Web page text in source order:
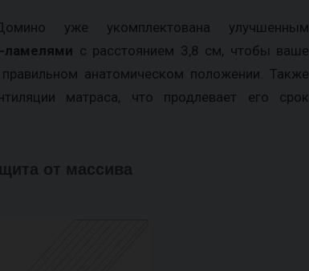
уже укомплектована улучшенным
ламелями с расстоянием 3,8 см, чтобы ваше
анатомическом положении. Также
матраса, что продлевает его срок
от массива